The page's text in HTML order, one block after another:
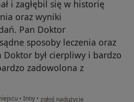
i zagłębil się w historię
oraz wyniki
Pan Doktor
sposoby leczenia oraz
był cierpliwy i bardzo
zadowolona z
• Inny • w opinii użytkownika Martyna
zgłoś nadużycie